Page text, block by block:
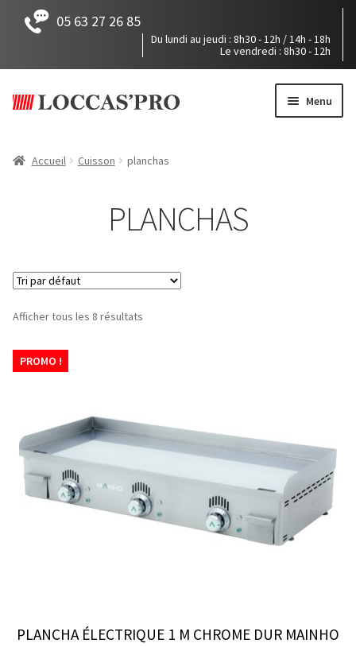
05 63 27 26 85
Du lundi au jeudi : 8h30 - 12h / 14h - 18h
Le vendredi : 8h30 - 12h
à
au
Menu
Accès / Contact
Accueil Cuisson planchas
PLANCHAS
Afficher tous les 8 résultats
PLANCHA ÉLECTRIQUE 1 M CHROME DUR MAINHO
PROMO !